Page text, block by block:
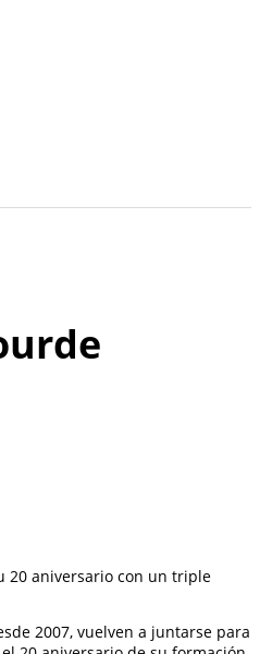
20 aniversario con un triple
2007, vuelven a juntarse para